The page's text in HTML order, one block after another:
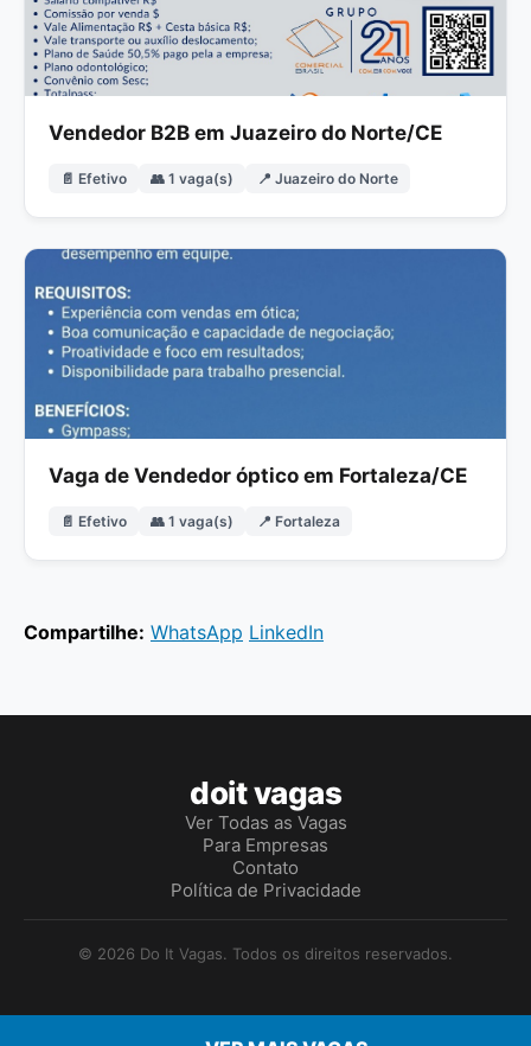
Vendedor B2B em Juazeiro do Norte/CE
📄 Efetivo 👥 1 vaga(s) 📍 Juazeiro do Norte
Vaga de Vendedor óptico em Fortaleza/CE
📄 Efetivo 👥 1 vaga(s) 📍 Fortaleza
Compartilhe: WhatsApp LinkedIn
doit vagas
Ver Todas as Vagas
Para Empresas
Contato
Política de Privacidade
© 2026 Do It Vagas. Todos os direitos reservados.